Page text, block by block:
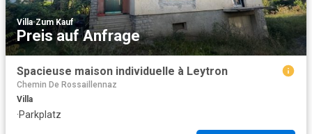
Villa·Zum Kauf
Preis auf Anfrage
Spacieuse maison individuelle à Leytron
Chemin De Rossaillennaz
Villa
·Parkplatz